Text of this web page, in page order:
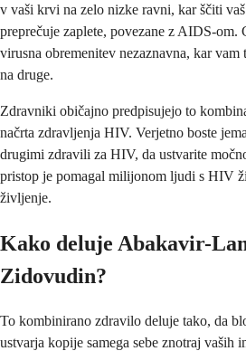
v vaši krvi na zelo nizke ravni, kar ščiti
preprečuje zaplete, povezane z AIDS-om.
virusna obremenitev nezaznavna, kar
na druge.
Zdravniki običajno predpisujejo to
načrta zdravljenja HIV. Verjetno boste
drugimi zdravili za HIV, da ustvarite
pristop je pomagal milijonom ljudi s HIV
življenje.
Kako deluje Abakavir-
Zidovudin?
To kombinirano zdravilo deluje tako, da
ustvarja kopije samega sebe znotraj vaših